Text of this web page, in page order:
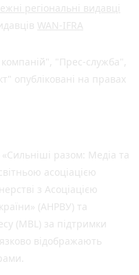
регіональні видавці
WAN-IFRA
"Прес-служба",
опубліковані на правах
разом: Медіа та
асоціацією
з Асоціацією
(АНРВУ) та
(MBL) за підтримки
відображають